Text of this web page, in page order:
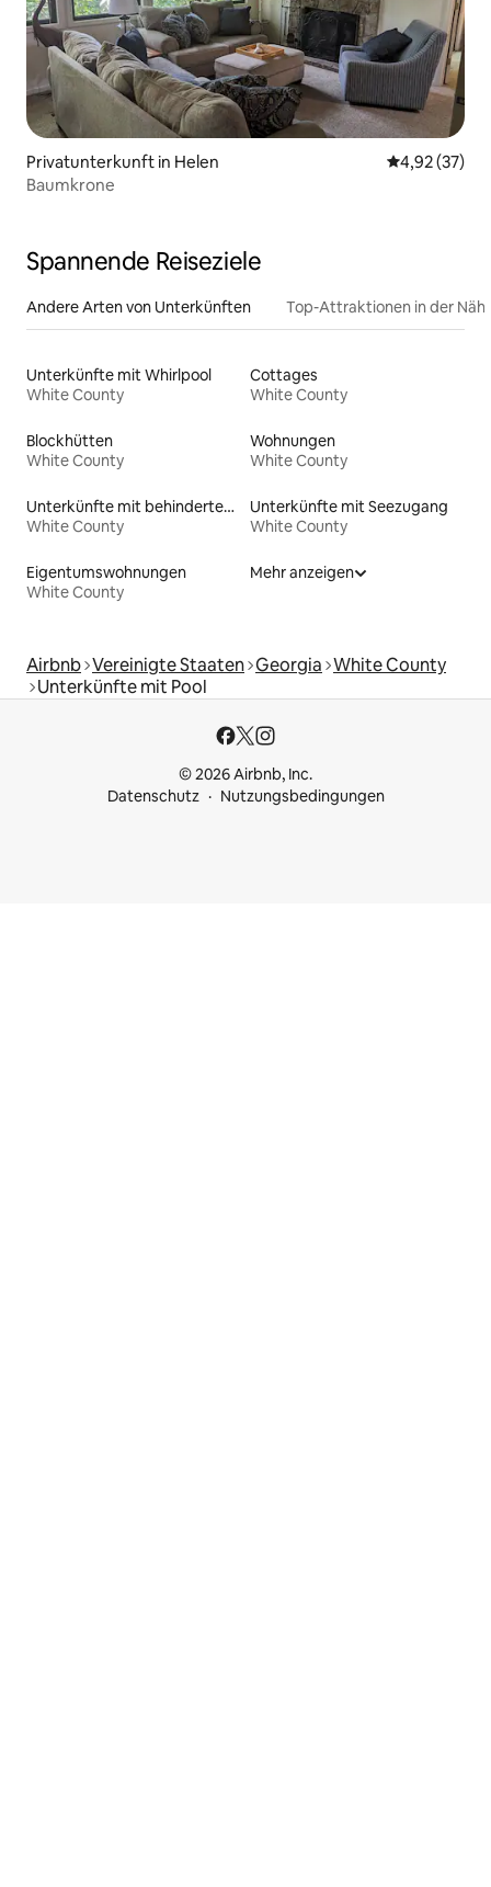
Privatunterkunft in Helen
4,92 (37)
Baumkrone
Spannende Reiseziele
Andere Arten von Unterkünften Top-Attraktionen in der
Unterkünfte mit Whirlpool
White County
Cottages
White County
Blockhütten
White County
Wohnungen
White County
Unterkünfte mit behindertengerechtem WC
White County
Unterkünfte mit Seezugang
White County
Eigentumswohnungen
White County
Mehr anzeigen
Airbnb Vereinigte Staaten Georgia White County
Unterkünfte mit Pool
© 2026 Airbnb, Inc.
Datenschutz
Nutzungsbedingungen